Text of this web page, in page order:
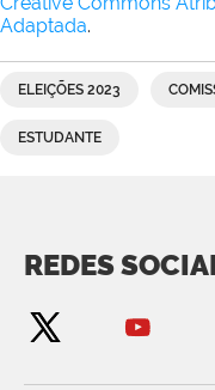
Adaptada.
ELEIÇÕES 2023
ESTUDANTE
REDES